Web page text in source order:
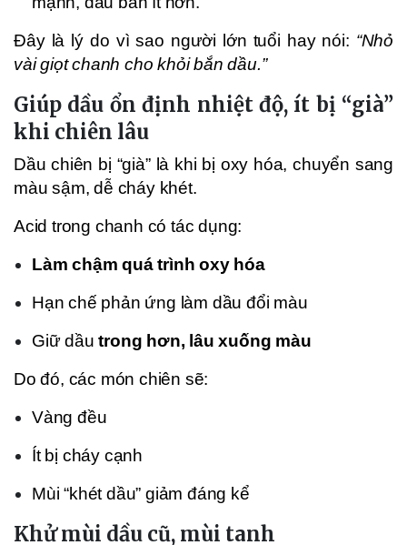
Đây là lý do vì sao người lớn tuổi hay nói: “Nhỏ
vài giọt chanh cho khỏi bắn dầu.”
Giúp dầu ổn định nhiệt độ, ít bị “già”
khi chiên lâu
Dầu chiên bị “già” là khi bị oxy hóa, chuyển sang
màu sậm, dễ cháy khét.
Acid trong chanh có tác dụng:
Làm chậm quá trình oxy hóa
Hạn chế phản ứng làm dầu đổi màu
Giữ dầutrong hơn, lâu xuống màu
Do đó, các món chiên sẽ:
Vàng đều
Ít bị cháy cạnh
Mùi “khét dầu” giảm đáng kể
Khử mùi dầu cũ, mùi tanh